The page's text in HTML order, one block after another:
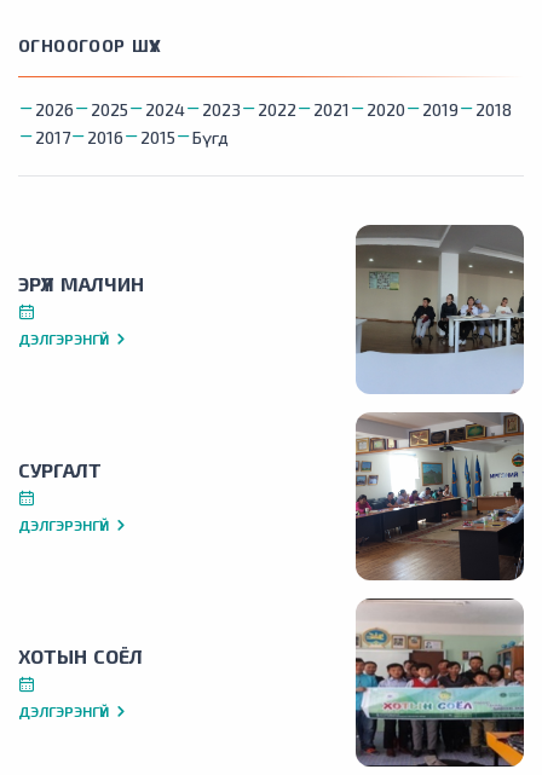
ЭРҮҮЛ МАЛЧИН
ДЭЛГЭРЭНГҮЙ
СУРГАЛТ
ДЭЛГЭРЭНГҮЙ
ХОТЫН СОЁЛ
ДЭЛГЭРЭНГҮЙ
ОГНООГООР ШҮҮХ
2026 2025 2024 2023 2022 2021 2020 2019
2018
2017
2016 2015 Бүгд